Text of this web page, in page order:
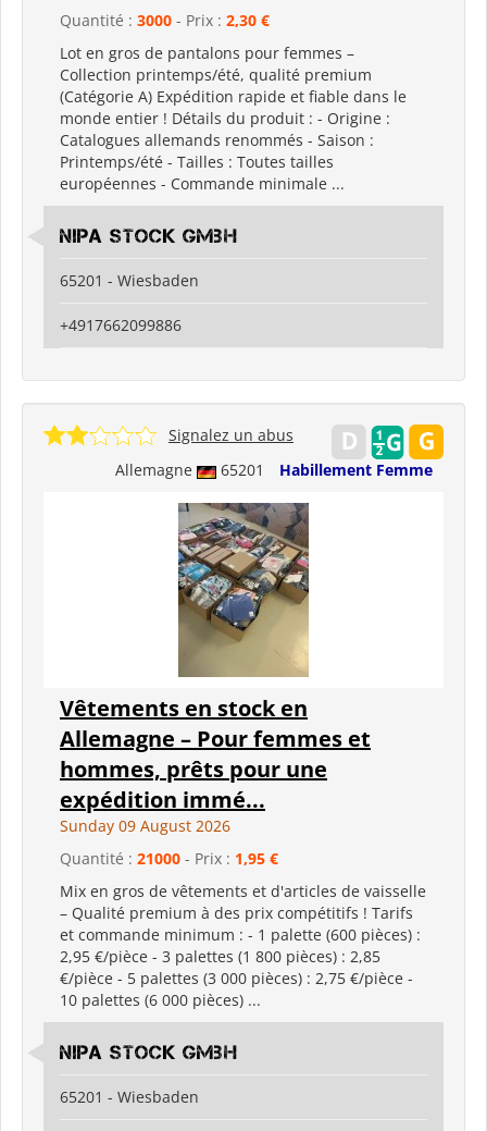
Quantité : 3000 - Prix : 2,30 €
Lot en gros de pantalons pour femmes –
Collection printemps/été, qualité premium
(Catégorie A) Expédition rapide et fiable dans le
monde entier ! Détails du produit : - Origine :
Catalogues allemands renommés - Saison :
Printemps/été - Tailles : Toutes tailles
européennes - Commande minimale ...
Nipa Stock GmbH
65201 - Wiesbaden
+4917662099886
Allemagne 65201 Habillement Femme
Signalez un abus
Vêtements en stock en
Allemagne – Pour femmes et
hommes, prêts pour une
expédition immé...
Sunday 09 August 2026
Quantité : 21000 - Prix : 1,95 €
Mix en gros de vêtements et d'articles de vaisselle
– Qualité premium à des prix compétitifs ! Tarifs
et commande minimum : - 1 palette (600 pièces) :
2,95 €/pièce - 3 palettes (1 800 pièces) : 2,85
€/pièce - 5 palettes (3 000 pièces) : 2,75 €/pièce -
10 palettes (6 000 pièces) ...
Nipa Stock GmbH
65201 - Wiesbaden